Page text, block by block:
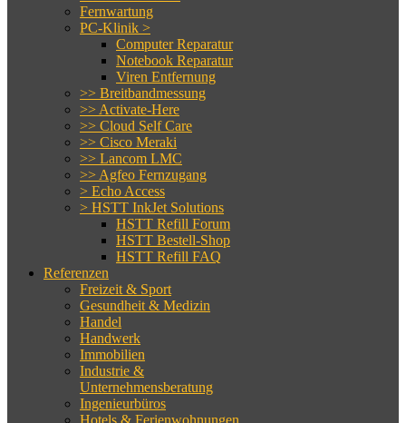
Fernwartung
PC-Klinik >
Computer Reparatur
Notebook Reparatur
Viren Entfernung
>> Breitbandmessung
>> Activate-Here
>> Cloud Self Care
>> Cisco Meraki
>> Lancom LMC
>> Agfeo Fernzugang
> Echo Access
> HSTT InkJet Solutions
HSTT Refill Forum
HSTT Bestell-Shop
HSTT Refill FAQ
Referenzen
Freizeit & Sport
Gesundheit & Medizin
Handel
Handwerk
Immobilien
Industrie &
Unternehmensberatung
Ingenieurbüros
Hotels & Ferienwohnungen